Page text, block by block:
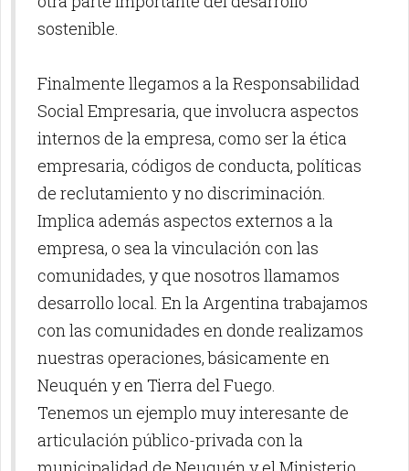
sostenible.
Finalmente llegamos a la Responsabilidad
Social Empresaria, que involucra aspectos
internos de la empresa, como ser la ética
empresaria, códigos de conducta, políticas
de reclutamiento y no discriminación.
Implica además aspectos externos a la
empresa, o sea la vinculación con las
comunidades, y que nosotros llamamos
desarrollo local. En la Argentina trabajamos
con las comunidades en donde realizamos
nuestras operaciones, básicamente en
Neuquén y en Tierra del Fuego.
Tenemos un ejemplo muy interesante de
articulación público-privada con la